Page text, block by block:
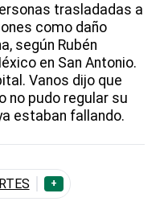
trasladadas a
como daño
según Rubén
en San Antonio.
Vanos dijo que
no pudo regular su
estaban fallando.
+